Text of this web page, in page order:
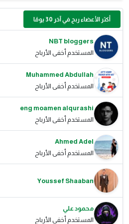
أكثر الأعضاء ربح في آخر 30 يومًا
NBT bloggers
المستخدم أخفى الأرباح
Muhammed Abdullah
المستخدم أخفى الأرباح
eng moamen alqurashi
المستخدم أخفى الأرباح
Ahmed Adel
المستخدم أخفى الأرباح
Youssef Shaaban
محمود علي
المستخدم أخفى الأرباح